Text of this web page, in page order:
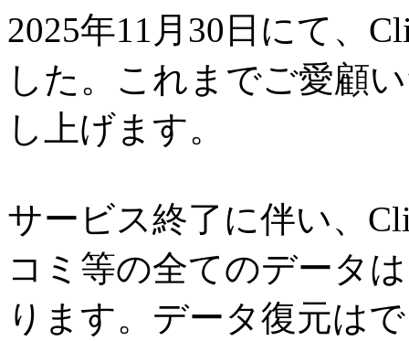
2025年11月30日にて、
した。これまでご愛顧
し上げます。
サービス終了に伴い、
コミ等の全てのデータ
ります。データ復元は